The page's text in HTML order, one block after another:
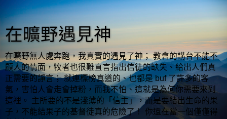
在曠野遇見神
在曠野無人處奔跑，我真實的遇見了神； 教會的講台不能不
顧人的情面，牧者也很難直言指出信徒的缺失、給出人們真
正需要的諍言； 就連標榜真道的、也都是 buf 了許多的客
氣，害怕人會走會掉粉，而我不怕、這就是為何你需要來到
這裡。 主所要的不是淺薄的「信主」，而是要結出生命的果
子，不能結果子的基督徒真的危險了！ 你還在當一個僅僅得